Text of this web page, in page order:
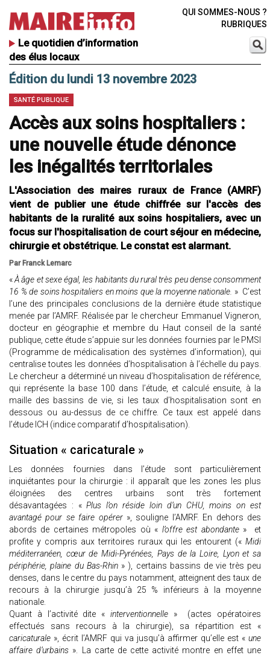
Le quotidien d’information
des élus locaux
QUI SOMMES-NOUS ?
RUBRIQUES
Édition du lundi 13 novembre 2023
SANTÉ PUBLIQUE
Accès aux soins hospitaliers :
une nouvelle étude dénonce
les inégalités territoriales
L'Association des maires ruraux de France (AMRF)
vient de publier une étude chiffrée sur l'accès des
habitants de la ruralité aux soins hospitaliers, avec un
focus sur l'hospitalisation de court séjour en médecine,
chirurgie et obstétrique. Le constat est alarmant.
Par Franck Lemarc
«À âge et sexe égal, les habitants du rural très peu dense consomment
16 % de soins hospitaliers en moins que la moyenne nationale. » C’est
l’une des principales conclusions de la dernière étude statistique
menée par l’AMRF. Réalisée par le chercheur Emmanuel Vigneron,
docteur en géographie et membre du Haut conseil de la santé
publique, cette étude s’appuie sur les données fournies par le PMSI
(Programme de médicalisation des systèmes d’information), qui
centralise toutes les données d’hospitalisation à l’échelle du pays.
Le chercheur a déterminé un niveau d’hospitalisation de référence,
qui représente la base 100 dans l’étude, et calculé ensuite, à la
maille des bassins de vie, si les taux d’hospitalisation sont en
dessous ou au-dessus de ce chiffre. Ce taux est appelé dans
l’étude ICH (indice comparatif d’hospitalisation).
Situation « caricaturale »
Les données fournies dans l’étude sont particulièrement
inquiétantes pour la chirurgie : il apparaît que les zones les plus
éloignées des centres urbains sont très fortement
désavantagées : «Plus l’on réside loin d’un CHU, moins on est
avantagé pour se faire opérer», souligne l’AMRF. En dehors des
abords de certaines métropoles où « l’offre est abondante » et
profite y compris aux territoires ruraux qui les entourent (« Midi
méditerranéen, cœur de Midi-Pyrénées, Pays de la Loire, Lyon et sa
périphérie, plaine du Bas-Rhin » ), certains bassins de vie très peu
denses, dans le centre du pays notamment, atteignent des taux de
recours à la chirurgie jusqu’à 25 % inférieurs à la moyenne
nationale.
Quant à l’activité dite « interventionnelle » (actes opératoires
effectués sans recours à la chirurgie), sa répartition est «
caricaturale », écrit l’AMRF qui va jusqu’à affirmer qu’elle est « une
affaire d’urbains ». La carte de cette activité montre en effet une